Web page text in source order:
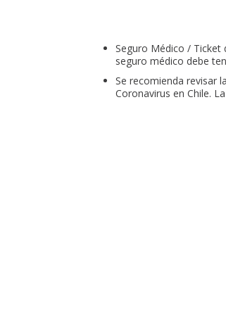
Seguro Médico / Ticket
seguro médico debe
Se recomienda revisar
Coronavirus en Chile.